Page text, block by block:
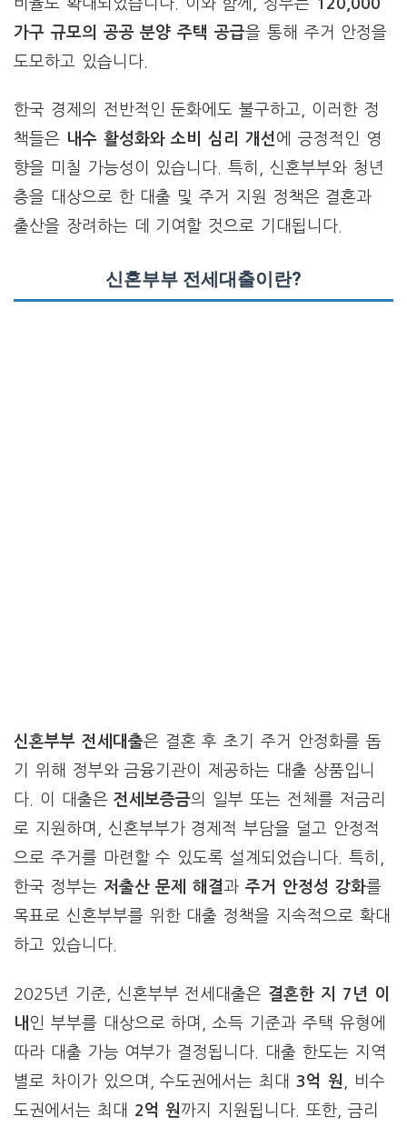
가구 규모의 공공 분양 주택 공급을 통해 주거 안정을
도모하고 있습니다.
한국 경제의 전반적인 둔화에도 불구하고, 이러한 정
책들은 내수 활성화와 소비 심리 개선 에 긍정적인 영
향을 미칠 가능성이 있습니다. 특히, 신혼부부와 청년
층을 대상으로 한 대출 및 주거 지원 정책은 결혼과
출산을 장려하는 데 기여할 것으로 기대됩니다.
신혼부부 전세대출이란?
신혼부부 전세대출은 결혼 후 초기 주거 안정화를 돕
기 위해 정부와 금융기관이 제공하는 대출 상품입니
다. 이 대출은전세보증금의 일부 또는 전체를 저금리
로 지원하며, 신혼부부가 경제적 부담을 덜고 안정적
으로 주거를 마련할 수 있도록 설계되었습니다. 특히,
한국 정부는 저출산 문제 해결과주거 안정성 강화를
목표로 신혼부부를 위한 대출 정책을 지속적으로 확대
하고 있습니다.
2025년 기준, 신혼부부 전세대출은 결혼한 지 7년 이
내 인 부부를 대상으로 하며, 소득 기준과 주택 유형에
따라 대출 가능 여부가 결정됩니다. 대출 한도는 지역
별로 차이가 있으며, 수도권에서는 최대 3억 원
, 비수
도권에서는 최대 2억 원까지 지원됩니다. 또한, 금리